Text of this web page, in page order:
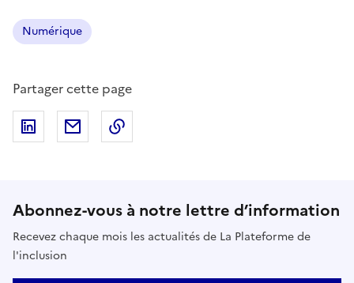
Numérique
Partager cette page
Partager sur LinkedIn
Partager par email
Abonnez-vous à notre lettre d’information
Recevez chaque mois les actualités de La Plateforme de
l'inclusion